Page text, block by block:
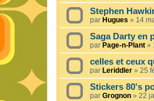
Stephen
par Hugues » 14
Saga Darty en
par Page-n-Plant »
celles et ceux
par Leriddler » 25
Stickers 80's
par Grognon » 22